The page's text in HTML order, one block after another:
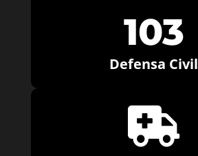
103
Defensa Civil
